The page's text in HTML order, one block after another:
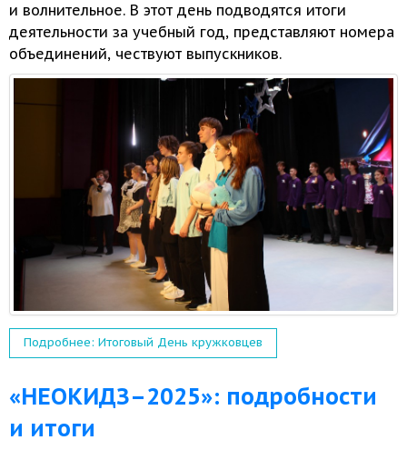
и волнительное. В этот день подводятся итоги
деятельности за учебный год, представляют номера
объединений, чествуют выпускников.
Подробнее: Итоговый День кружковцев
«НЕОКИДЗ–2025»: подробности
и итоги